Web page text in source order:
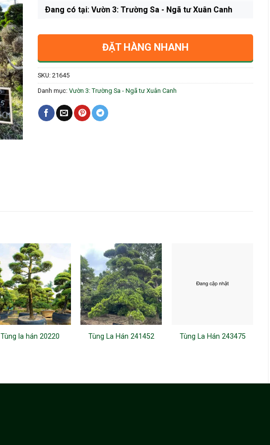
Ðang có tại: Vườn 3: Trường Sa - Ngã tư Xuân Canh
ĐẶT HÀNG NHANH
SKU: 21645
Danh mục: Vườn 3: Trường Sa - Ngã tư Xuân Canh
Tùng la hán 20220 Tùng La Hán 241452 Tùng La Hán 243475